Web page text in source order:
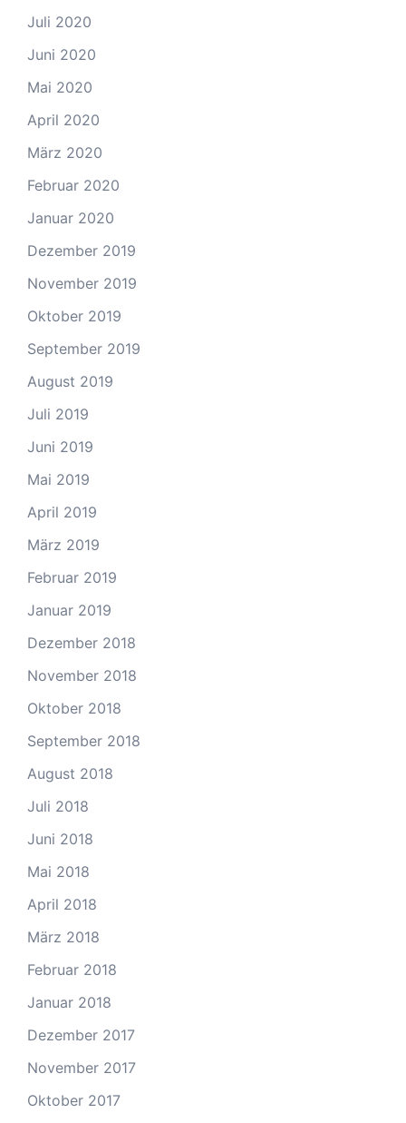
Juli 2020
Juni 2020
Mai 2020
April 2020
März 2020
Februar 2020
Januar 2020
Dezember 2019
November 2019
Oktober 2019
September 2019
August 2019
Juli 2019
Juni 2019
Mai 2019
April 2019
März 2019
Februar 2019
Januar 2019
Dezember 2018
November 2018
Oktober 2018
September 2018
August 2018
Juli 2018
Juni 2018
Mai 2018
April 2018
März 2018
Februar 2018
Januar 2018
Dezember 2017
November 2017
Oktober 2017